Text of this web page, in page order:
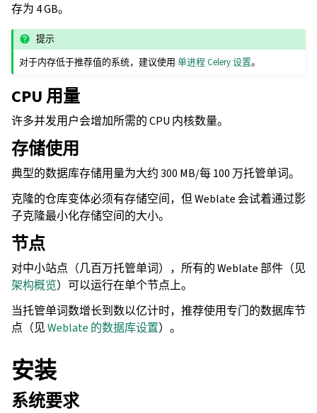
存为 4 GB。
提示
对于内存低于推荐值的系统，建议使用单进程 Celery 设置。
CPU 用量
许多并发用户会增加所需的 CPU 内核数量。
存储使用
典型的数据库存储用量为大约 300 MB/每 100 万托管单词。
克隆的仓库变体必须有存储空间，但 Weblate 会试着通过影
子克隆最小化存储空间的大小。
节点
对中小站点（几百万托管单词），所有的 Weblate 部件（见
架构概览）可以运行在单个节点上。
当托管单词数增长到数以亿计时，推荐使用专门的数据库节
点（见Weblate 的数据库设置）。
安装
系统要求